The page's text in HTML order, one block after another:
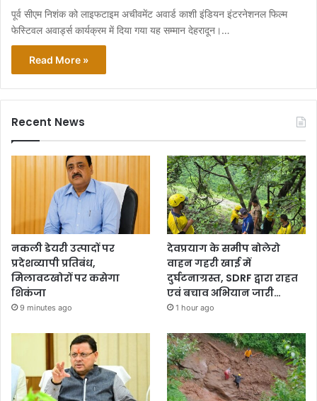
पूर्व सीएम निशंक को लाइफटाइम अचीवमेंट अवार्ड काशी इंडियन इंटरनेशनल फिल्म
फेस्टिवल अवार्ड्स कार्यक्रम में दिया गया यह सम्मान देहरादून।…
Read More »
Recent News
नकली डेयरी उत्पादों पर
प्रदेशव्यापी प्रतिबंध,
मिलावटखोरों पर कसेगा
शिकंजा
9 minutes ago
देवप्रयाग के समीप बोलेरो
वाहन गहरी खाई में
दुर्घटनाग्रस्त, SDRF द्वारा राहत
एवं बचाव अभियान जारी…
1 hour ago